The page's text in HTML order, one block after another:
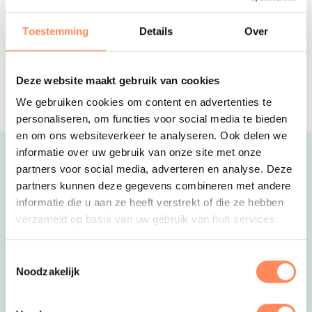
Toestemming Details Over
Deze website maakt gebruik van cookies
We gebruiken cookies om content en advertenties te
personaliseren, om functies voor social media te bieden
en om ons websiteverkeer te analyseren. Ook delen we
informatie over uw gebruik van onze site met onze
partners voor social media, adverteren en analyse. Deze
partners kunnen deze gegevens combineren met andere
informatie die u aan ze heeft verstrekt of die ze hebben
verzameld op basis van uw gebruik van hun services.
Noodzakelijk
Levendige camping op de Veluwe met
personen, verstopt in de bossen van
een prachtig landgoed!
Uitgelicht